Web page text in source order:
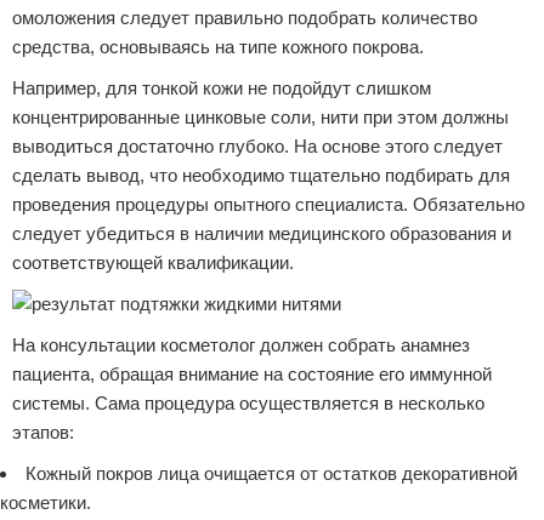
омоложения следует правильно подобрать количество
средства, основываясь на типе кожного покрова.
Например, для тонкой кожи не подойдут слишком
концентрированные цинковые соли, нити при этом должны
выводиться достаточно глубоко. На основе этого следует
сделать вывод, что необходимо тщательно подбирать для
проведения процедуры опытного специалиста. Обязательно
следует убедиться в наличии медицинского образования и
соответствующей квалификации.
На консультации косметолог должен собрать анамнез
пациента, обращая внимание на состояние его иммунной
системы. Сама процедура осуществляется в несколько
этапов:
Кожный покров лица очищается от остатков декоративной
косметики.